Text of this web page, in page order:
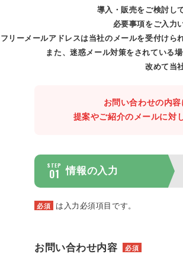
導入・販売をご検討し
必要事項をご入力
フリーメールアドレスは当社のメールを受付けら
また、迷惑メール対策をされている
改めて当
お問い合わせの内
提案やご紹介のメールに対
STEP
01 情報の入力
必須 は入力必須項目です。
お問い合わせ内容 必須